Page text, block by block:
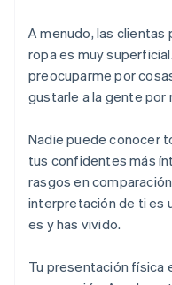
A menudo, las clientas
ropa es muy
preocuparme por
gustarle a la gente por
Nadie puede conocer
tus confidentes más
rasgos en
interpretación de ti es
es y has vivido.
Tu presentación física